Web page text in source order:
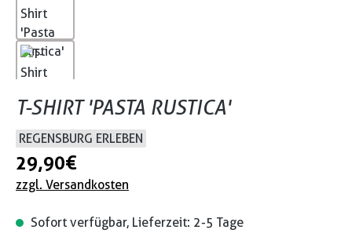
T-SHIRT 'PASTA RUSTICA'
REGENSBURG ERLEBEN
29,90 €
zzgl. Versandkosten
Sofort verfügbar, Lieferzeit: 2-5 Tage